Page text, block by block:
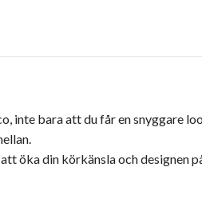
inte bara att du får en snyggare
öka din körkänsla och designen